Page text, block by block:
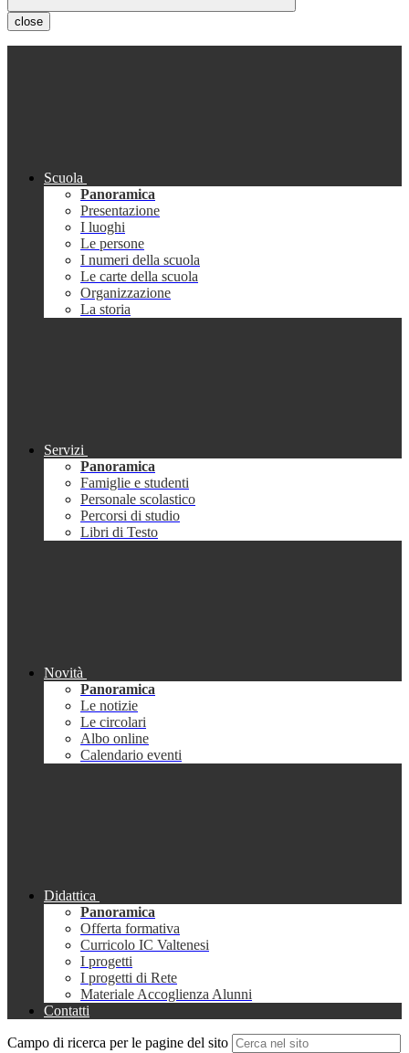
close
Scuola
Panoramica
Presentazione
I luoghi
Le persone
I numeri della scuola
Le carte della scuola
Organizzazione
La storia
Servizi
Panoramica
Famiglie e studenti
Personale scolastico
Percorsi di studio
Libri di Testo
Novità
Panoramica
Le notizie
Le circolari
Albo online
Calendario eventi
Didattica
Panoramica
Offerta formativa
Curricolo IC Valtenesi
I progetti
I progetti di Rete
Materiale Accoglienza Alunni
Contatti
Campo di ricerca per le pagine del sito